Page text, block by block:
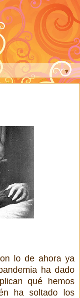
▼
lo de ahora ya
ha dado
qué hemos
ha soltado los